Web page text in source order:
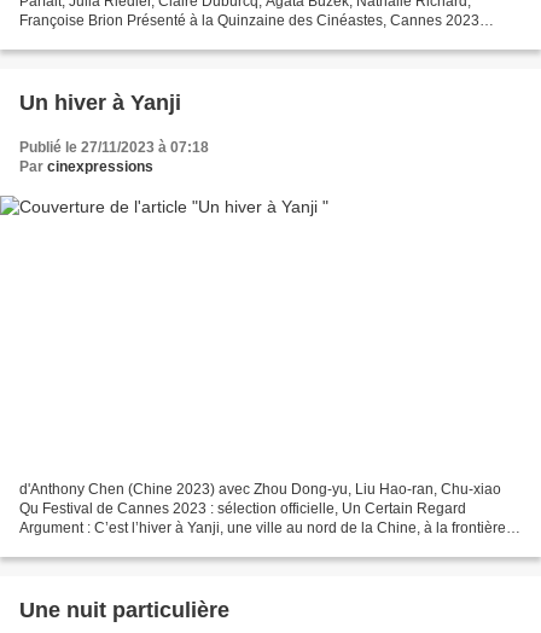
Françoise Brion Présenté à la Quinzaine des Cinéastes, Cannes 2023
Un hiver à Yanji
Publié le 27/11/2023 à 07:18
Par cinexpressions
d'Anthony Chen (Chine 2023) avec Zhou Dong-yu, Liu Hao-ran, Chu-xiao
Qu Festival de Cannes 2023 : sélection officielle, Un Certain Regard
Argument : C’est l’hiver à Yanji, une ville au nord de la Chine, à la frontière
Une nuit particulière